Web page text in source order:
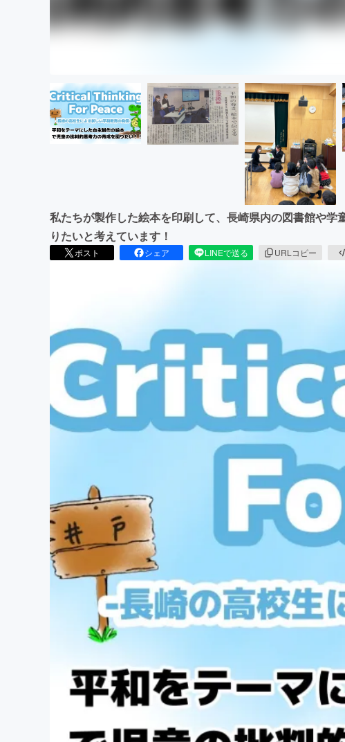
私たちが製作した絵本を印刷して、長崎県内の図書館や学
りたいと考えています！
ポスト シェア LINEで送る URLコピー